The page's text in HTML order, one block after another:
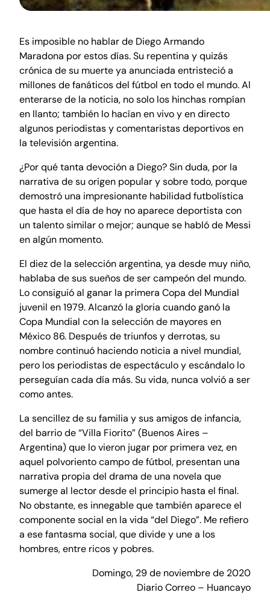
Es imposible no hablar de Diego Armando
Maradona por estos días. Su repentina y quizás
crónica de su muerte ya anunciada entristeció a
millones de fanáticos del fútbol en todo el mundo. Al
enterarse de la noticia, no solo los hinchas rompían
en llanto; también lo hacían en vivo y en directo
algunos periodistas y comentaristas deportivos en
la televisión argentina.
¿Por qué tanta devoción a Diego? Sin duda, por la
narrativa de su origen popular y sobre todo, porque
demostró una impresionante habilidad futbolística
que hasta el día de hoy no aparece deportista con
un talento similar o mejor; aunque se habló de Messi
en algún momento.
El diez de la selección argentina, ya desde muy niño,
hablaba de sus sueños de ser campeón del mundo.
Lo consiguió al ganar la primera Copa del Mundial
juvenil en 1979. Alcanzó la gloria cuando ganó la
Copa Mundial con la selección de mayores en
México 86. Después de triunfos y derrotas, su
nombre continuó haciendo noticia a nivel mundial,
pero los periodistas de espectáculo y escándalo lo
perseguían cada día más. Su vida, nunca volvió a ser
como antes.
La sencillez de su familia y sus amigos de infancia,
del barrio de “Villa Fiorito” (Buenos Aires –
Argentina) que lo vieron jugar por primera vez, en
aquel polvoriento campo de fútbol, presentan una
narrativa propia del drama de una novela que
sumerge al lector desde el principio hasta el final.
No obstante, es innegable que también aparece el
componente social en la vida “del Diego”. Me refiero
a ese fantasma social, que divide y une a los
hombres, entre ricos y pobres.
Domingo, 29 de noviembre de 2020
Diario Correo – Huancayo